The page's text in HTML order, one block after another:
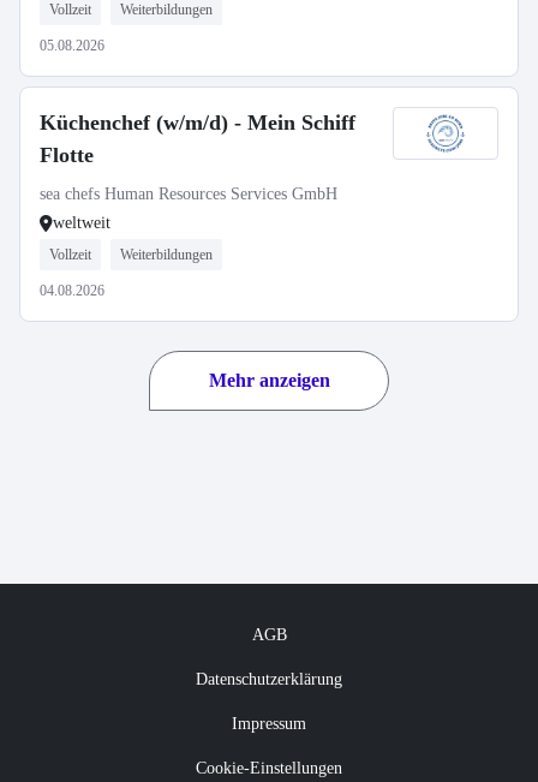
Vollzeit Weiterbildungen
05.08.2026
Küchenchef (w/m/d) - Mein Schiff
Flotte
sea chefs Human Resources Services GmbH
weltweit
Vollzeit Weiterbildungen
04.08.2026
Mehr anzeigen
AGB
Datenschutzerklärung
Impressum
Cookie-Einstellungen